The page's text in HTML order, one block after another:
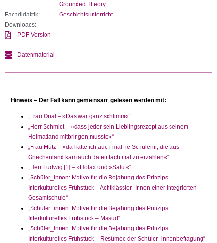
Grounded Theory
Fachdidaktik:
Geschichtsunterricht
Downloads:
PDF-Version
Datenmaterial
Hinweis – Der Fall kann gemeinsam gelesen werden mit:
„Frau Önal – »Das war ganz schlimm«“
„Herr Schmidt – »dass jeder sein Lieblingsrezept aus seinem
Heimatland mitbringen musste«“
„Frau Mütz – »da hatte ich auch mal ne Schülerin, die aus
Griechenland kam auch da einfach mal zu erzählen«“
„Herr Ludwig [1] – »Hola« und »Salut«“
„Schüler_innen: Motive für die Bejahung des Prinzips
Interkulturelles Frühstück – Achtklässler_Innen einer Integrierten
Gesamtschule“
„Schüler_innen: Motive für die Bejahung des Prinzips
Interkulturelles Frühstück – Masud“
„Schüler_innen: Motive für die Bejahung des Prinzips
Interkulturelles Frühstück – Resümee der Schüler_innenbefragung“